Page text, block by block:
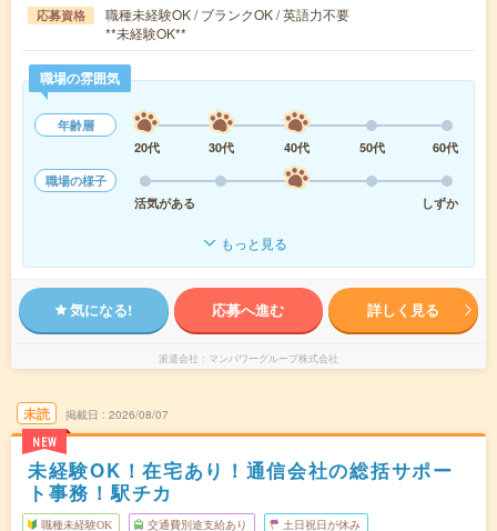
応募資格
職種未経験OK / ブランクOK / 英語力不要
**未経験OK**
職場の雰囲気
年齢層
20代
30代 40代 50代
60代
職場の様子
活気がある
しずか
もっと見る
気になる! 応募へ進む 詳しく見る
派遣会社 マンパワーグループ株式会社
未読
NEW
掲載日 2026/08/07
未経験OK！在宅あり！通信会社の総括サポー
ト事務！駅チカ
職種未経験OK 交通費別途支給あり 土日祝日が休み